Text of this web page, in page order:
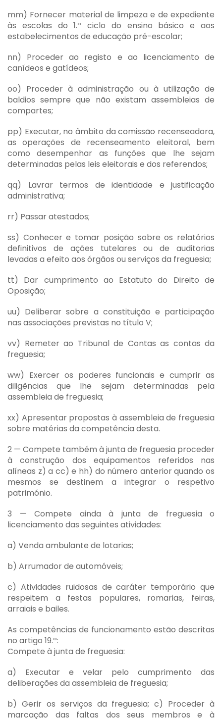
mm) Fornecer material de limpeza e de expediente
às escolas do 1.º ciclo do ensino básico e aos
estabelecimentos de educação pré-escolar;
nn) Proceder ao registo e ao licenciamento de
canídeos e gatídeos;
oo) Proceder à administração ou à utilização de
baldios sempre que não existam assembleias de
compartes;
pp) Executar, no âmbito da comissão recenseadora,
as operações de recenseamento eleitoral, bem
como desempenhar as funções que lhe sejam
determinadas pelas leis eleitorais e dos referendos;
qq) Lavrar termos de identidade e justificação
administrativa;
rr) Passar atestados;
ss) Conhecer e tomar posição sobre os relatórios
definitivos de ações tutelares ou de auditorias
levadas a efeito aos órgãos ou serviços da freguesia;
tt) Dar cumprimento ao Estatuto do Direito de
Oposição;
uu) Deliberar sobre a constituição e participação
nas associações previstas no título V;
vv) Remeter ao Tribunal de Contas as contas da
freguesia;
ww) Exercer os poderes funcionais e cumprir as
diligências que lhe sejam determinadas pela
assembleia de freguesia;
xx) Apresentar propostas à assembleia de freguesia
sobre matérias da competência desta.
2 — Compete também à junta de freguesia proceder
à construção dos equipamentos referidos nas
alíneas z) a cc) e hh) do número anterior quando os
mesmos se destinem a integrar o respetivo
património.
3 — Compete ainda à junta de freguesia o
licenciamento das seguintes atividades:
a) Venda ambulante de lotarias;
b) Arrumador de automóveis;
c) Atividades ruidosas de caráter temporário que
respeitem a festas populares, romarias, feiras,
arraiais e bailes.
As competências de funcionamento estão descritas
no artigo 19.º:
Compete à junta de freguesia:
a) Executar e velar pelo cumprimento das
deliberações da assembleia de freguesia;
b) Gerir os serviços da freguesia; c) Proceder à
marcação das faltas dos seus membros e à